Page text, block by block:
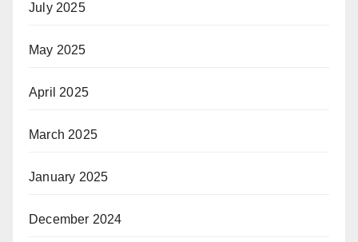
July 2025
May 2025
April 2025
March 2025
January 2025
December 2024